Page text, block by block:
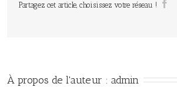
Partagez cet article, choisissez votre réseau !
À propos de l'auteur : admin